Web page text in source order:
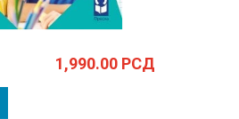
1,990.00РСД